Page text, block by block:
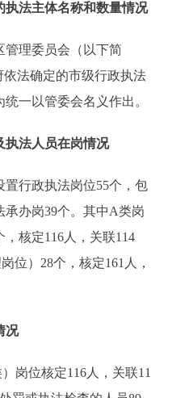
执法主体名称和数量情况
管理委员会（以下简
依法确定的市级行政执法
一以管委会名义作出。
执法人员在岗情况
置行政执法岗位55个，包
承办岗39个。其中A类岗
核定116人，关联114
位）28个，核定161人，
况
岗位核定116人，关联11